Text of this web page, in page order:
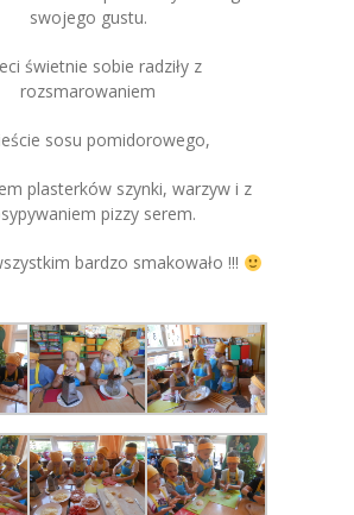
swojego gustu.
świetnie sobie radziły z
rozsmarowaniem
sosu pomidorowego,
plasterków szynki, warzyw i z
pizzy serem.
bardzo smakowało !!!